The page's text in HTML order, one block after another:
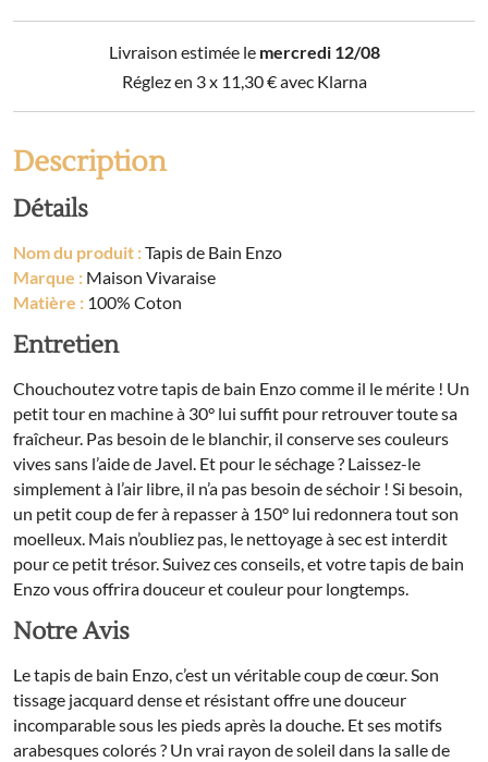
Livraison estimée le mercredi 12/08
Réglez en 3 x 11,30€avec Klarna
Description
Détails
Nom du produit :Tapis de Bain Enzo
Marque : Maison Vivaraise
Matière : 100% Coton
Entretien
Chouchoutez votre tapis de bain Enzo comme il le mérite ! Un
petit tour en machine à 30° lui suffit pour retrouver toute sa
fraîcheur. Pas besoin de le blanchir, il conserve ses couleurs
vives sans l’aide de Javel. Et pour le séchage ? Laissez-le
simplement à l’air libre, il n’a pas besoin de séchoir ! Si besoin,
un petit coup de fer à repasser à 150° lui redonnera tout son
moelleux. Mais n’oubliez pas, le nettoyage à sec est interdit
pour ce petit trésor. Suivez ces conseils, et votre tapis de bain
Enzo vous offrira douceur et couleur pour longtemps.
Notre Avis
Le tapis de bain Enzo, c’est un véritable coup de cœur. Son
tissage jacquard dense et résistant offre une douceur
incomparable sous les pieds après la douche. Et ses motifs
arabesques colorés ? Un vrai rayon de soleil dans la salle de